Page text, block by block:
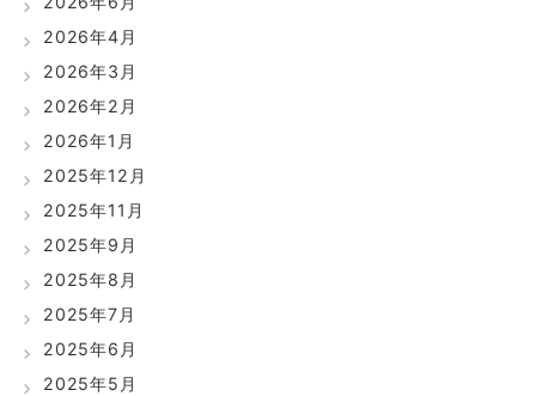
2026年4月
2026年3月
2026年2月
2026年1月
2025年12月
2025年11月
2025年9月
2025年8月
2025年7月
2025年6月
2025年5月